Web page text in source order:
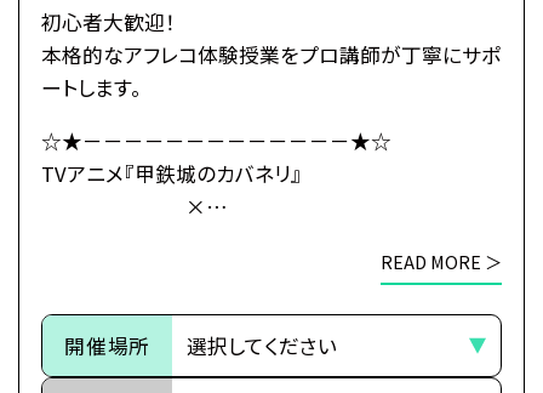
「海門」の地にはある“秘密”が
隠されていたのだった――。
そのため、ご予約状況により、
抽選等の対応をさせていただく場合がございます。
※当日ご参加いただける方には校舎の職員より
初心者大歓迎！
本格的なアフレコ体験授業をプロ講師が丁寧にサポ
ートします。
☆★－－－－－－－－－－－－－★☆
TVアニメ『甲鉄城のカバネリ』
×
☆★－－－－－－－－－－－－－★☆
～イントロダクション～
その旅路の先に、新たな運命（さだめ）
READ MORE ＞
開催場所